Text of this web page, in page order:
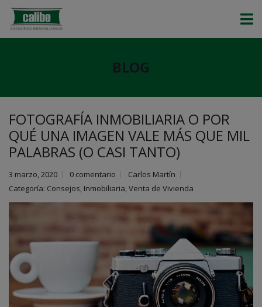
BLOG
FOTOGRAFÍA INMOBILIARIA O POR
QUÉ UNA IMAGEN VALE MÁS QUE MIL
PALABRAS (O CASI TANTO)
3 marzo, 2020 0 comentario
Carlos Martín
Categoría: Consejos, Inmobiliaria,Venta de Vivienda